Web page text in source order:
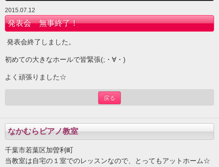
2015.07.12
発表会 無事終了！
発表会終了しました。
初めての大きなホールで皆緊張(;・∀・)
よく頑張りました☆
戻る
なかむらピアノ教室
千葉市若葉区加曽利町
当教室は自宅の１室でのレッスンなので、とってもアットホーム☆